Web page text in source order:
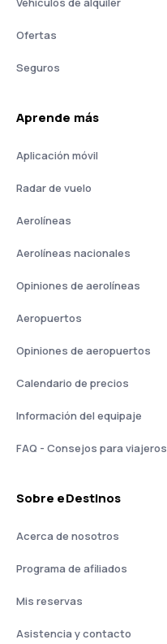
Ofertas
Seguros
Aprende más
Aplicación móvil
Radar de vuelo
Aerolíneas
Aerolíneas nacionales
Opiniones de aerolíneas
Aeropuertos
Opiniones de aeropuertos
Calendario de precios
Información del equipaje
FAQ - Consejos para viajeros
Sobre eDestinos
Acerca de nosotros
Programa de afiliados
Mis reservas
Asistencia y contacto